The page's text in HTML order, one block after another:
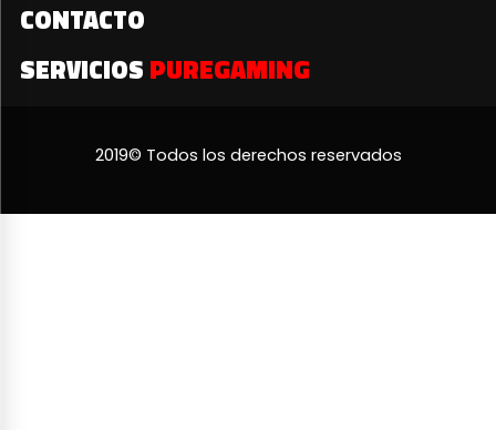
CONTACTO
SERVICIOS PUREGAMING
2019© Todos los derechos reservados